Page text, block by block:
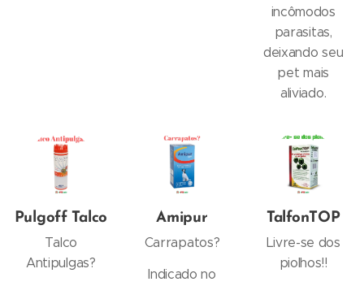
incômodos
parasitas,
deixando seu
pet mais
aliviado.
Pulgoff Talco
Talco
Antipulgas?
Amipur
Carrapatos?
Indicado no
TalfonTOP
Livre-se dos
piolhos!!